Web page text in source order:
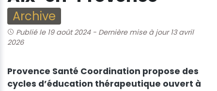
Archive
Publié le 19 août 2024- Dernière mise à jour 13 avril
2026
Provence Santé Coordination propose des
cycles d’éducation thérapeutique ouvert à